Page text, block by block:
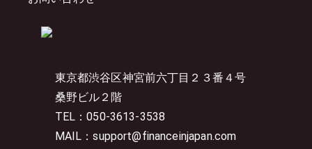
東京都渋谷区神宮前六丁目２３番４号
桑野ビル２階
TEL：050-3613-3538
MAIL：support@financeinjapan.com